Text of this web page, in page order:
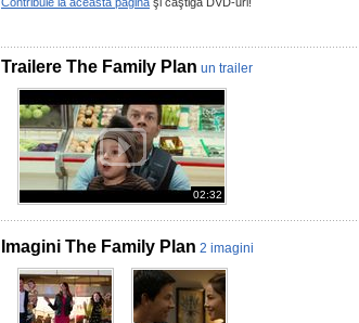
Trailere The Family Plan un trailer
02:32
Imagini The Family Plan 2 imagini